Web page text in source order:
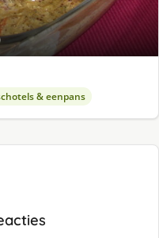
& eenpans